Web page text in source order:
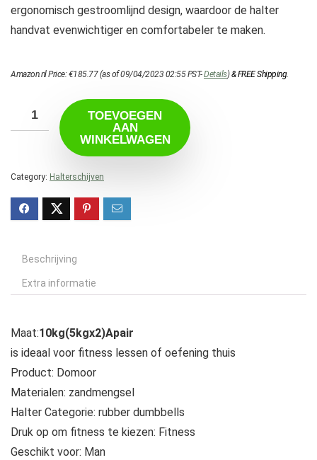
ergonomisch gestroomlijnd design, waardoor de halter
handvat evenwichtiger en comfortabeler te maken.
Amazon.nl Price:€185.77(as of 09/04/2023 02:55 PST-Details)&FREE Shipping.
TOEVOEGEN
AAN
WINKELWAGEN
Category: Halterschijven
Beschrijving
Extra informatie
Maat:10kg(5kgx2)Apair
is ideaal voor fitness lessen of oefening thuis
Product: Domoor
Materialen: zandmengsel
Halter Categorie: rubber dumbbells
Druk op om fitness te kiezen: Fitness
Geschikt voor: Man